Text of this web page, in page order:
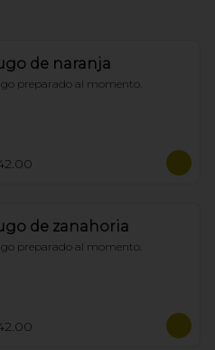
de naranja
preparado al momento.
de zanahoria
preparado al momento.